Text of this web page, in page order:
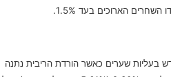
בעליות שערים כאשר הורדת הריבית נתנה